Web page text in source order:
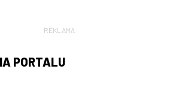
REKLAMA
PORTALU